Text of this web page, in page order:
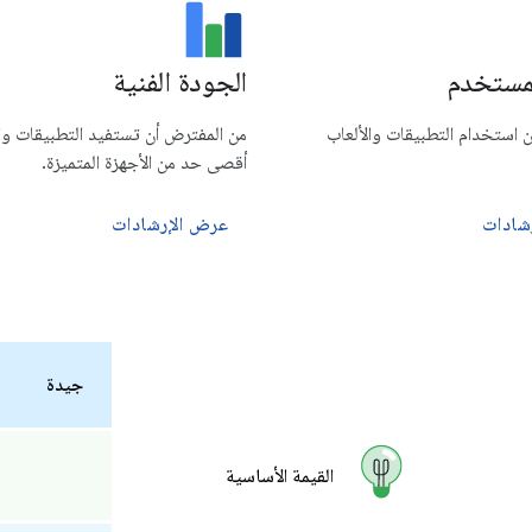
التطبيقات والألعاب
الجودة الفنية
من المفترض أن تستفيد التطبيقات
أقصى حد من الأجهزة المتميزة.
عرض الإرشادات
جيدة
القيمة الأساسية